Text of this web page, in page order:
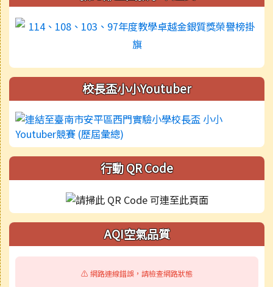
校長盃小小Youtuber
行動 QR Code
AQI空氣品質
⚠️ 網路連線錯誤，請檢查網路狀態